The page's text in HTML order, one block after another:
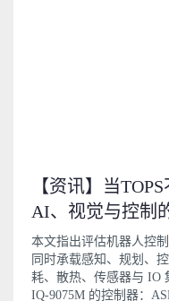
【资讯】当
AI、视觉与控制
本文指出评估机器人控
同时承载感知、规划、
耗、散热、传感器与 IO
IQ-9075M 的控制器：